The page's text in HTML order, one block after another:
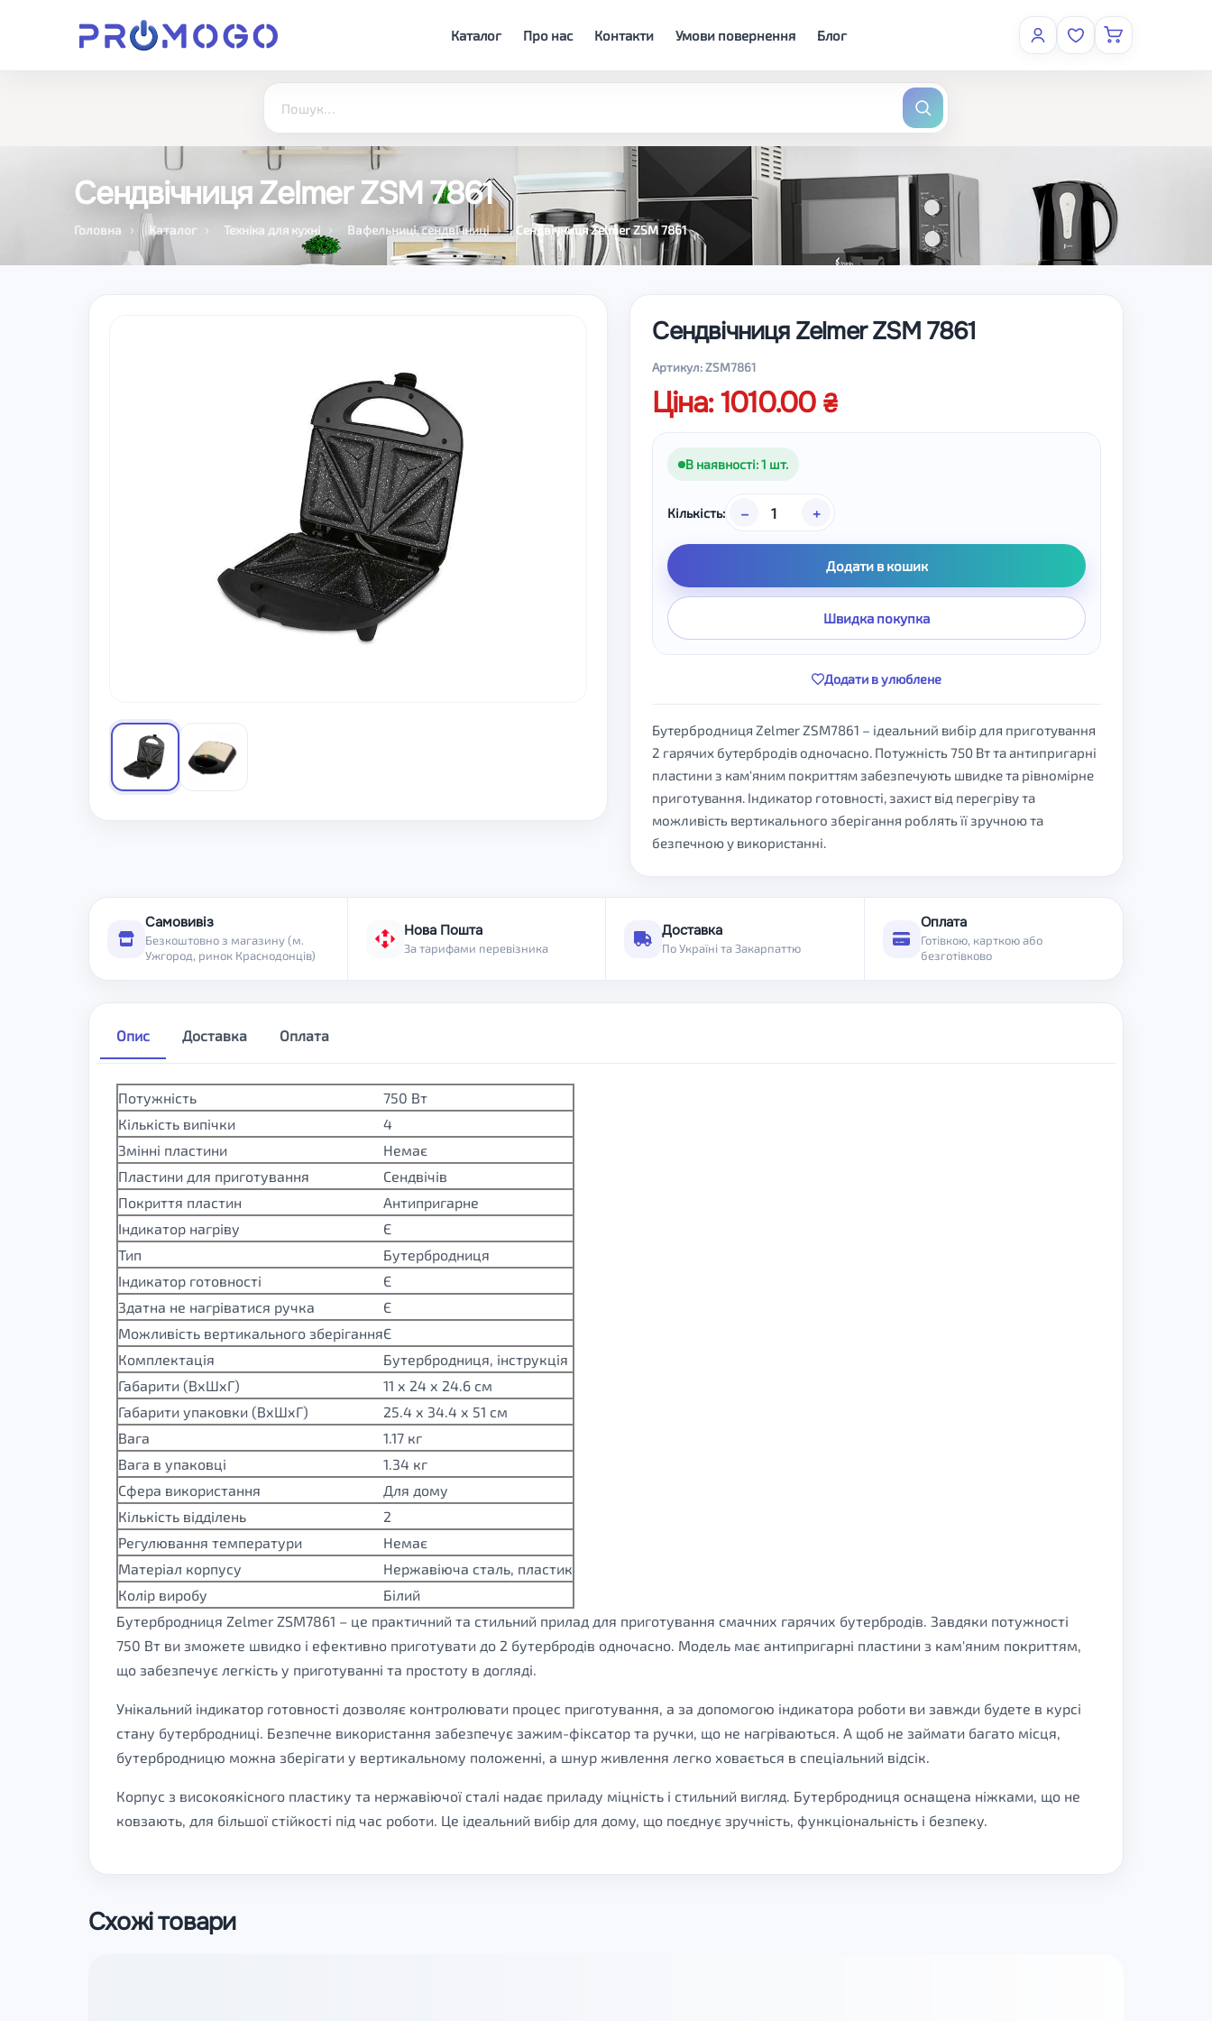
Каталог Про нас Контакти Умови повернення Блог
Сендвічниця Zelmer ZSM 7861
Головна Каталог Техніка для кухні Вафельниці, сендвічниці Сендвічниця Zelmer ZSM 7861
Сендвічниця Zelmer ZSM 7861
Артикул: ZSM7861
Ціна: 1010.00
В наявності: 1 шт.
Кількість: – +
Додати в кошик
Швидка покупка
Додати в улюблене
Бутербродниця Zelmer ZSM7861 – ідеальний вибір для приготування
2 гарячих бутербродів одночасно. Потужність 750 Вт та антипригарні
пластини з кам'яним покриттям забезпечують швидке та рівномірне
приготування. Індикатор готовності, захист від перегріву та
можливість вертикального зберігання роблять її зручною та
безпечною у використанні.
Самовивіз
Безкоштовно з магазину (м.
Ужгород, ринок Краснодонців)
Нова Пошта
За тарифами перевізника
Доставка
По Україні та Закарпаттю
Оплата
Готівкою, карткою або
безготівково
Опис Доставка Оплата
Потужність
750 Вт
Кількість випічки
4
Змінні пластини
Немає
Пластини для приготування
Сендвічів
Покриття пластин
Антипригарне
Індикатор нагріву
Є
Тип
Бутербродниця
Індикатор готовності
Є
Здатна не нагріватися ручка
Є
Можливість вертикального зберіганняЄ
Комплектація
Бутербродниця, інструкція
Габарити (ВхШхГ)
11 х 24 х 24.6 см
Габарити упаковки (ВхШхГ)
25.4 х 34.4 х 51 см
Вага
1.17 кг
Вага в упаковці
1.34 кг
Сфера використання
Для дому
Кількість відділень
2
Регулювання температури
Немає
Матеріал корпусу
Нержавіюча сталь, пластик
Колір виробу
Білий
Бутербродниця Zelmer ZSM7861 – це практичний та стильний прилад для приготування смачних гарячих бутербродів. Завдяки потужності
750 Вт ви зможете швидко і ефективно приготувати до 2 бутербродів одночасно. Модель має антипригарні пластини з кам'яним покриттям,
що забезпечує легкість у приготуванні та простоту в догляді.
Унікальний індикатор готовності дозволяє контролювати процес приготування, а за допомогою індикатора роботи ви завжди будете в курсі
стану бутербродниці. Безпечне використання забезпечує зажим-фіксатор та ручки, що не нагріваються. А щоб не займати багато місця,
бутербродницю можна зберігати у вертикальному положенні, а шнур живлення легко ховається в спеціальний відсік.
Корпус з високоякісного пластику та нержавіючої сталі надає приладу міцність і стильний вигляд. Бутербродниця оснащена ніжками, що не
ковзають, для більшої стійкості під час роботи. Це ідеальний вибір для дому, що поєднує зручність, функціональність і безпеку.
Схожі товари